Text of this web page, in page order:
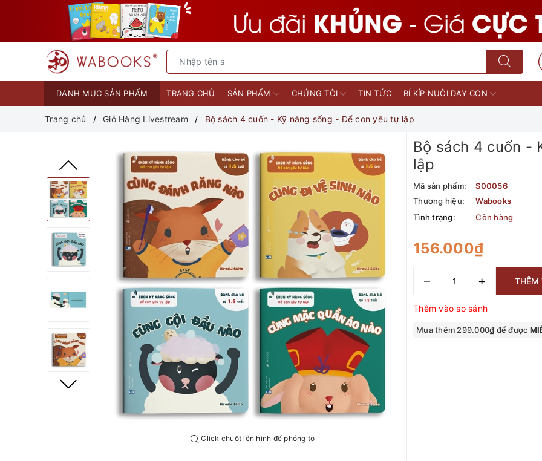
DANH MỤC SẢN PHẨM TRANG CHỦ SẢN PHẨM CHÚNG TÔI TIN TỨC BÍ KÍP NUÔI DẠY CON
Trang chủ Giỏ Hàng Livestream Bộ sách 4 cuốn - Kỹ năng sống - Để con yêu tự lập
Click chuột lên hình để phóng to
Bộ sách 4 cuốn -
lập
Mã sản phẩm:
S00056
Thương hiệu:
Wabooks
Tình trạng:
Còn hàng
156.000₫
– + THÊM
Thêm vào so sánh
Mua thêm 299.000₫ để được